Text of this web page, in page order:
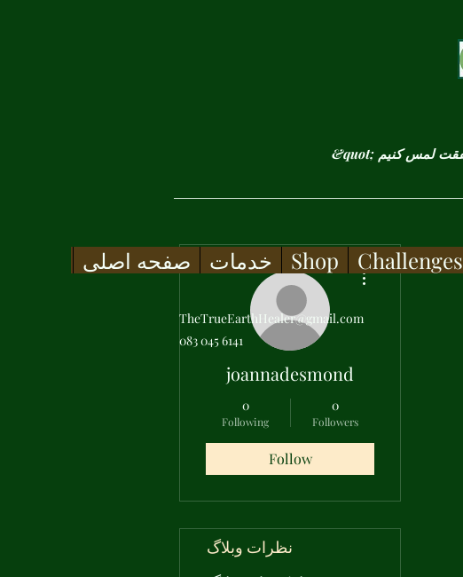
صفحه اصلی خدمات Shop Challenges
TheTrueEarthHealer@gmail.com
083 045 6141
joannadesmond
0
Followers
0
Following
Follow
More actions
نظرات وبلاگ